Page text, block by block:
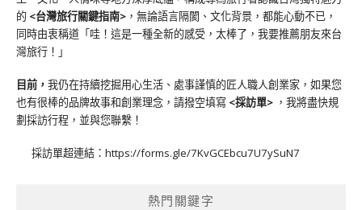
的 <台灣旅行關鍵指南> ，無論語言隔閡、文化背景，都能心動不已，
同時由衷稱道「哇！這是一種全新的感受，太棒了，我要推薦朋友來台
灣旅行！」
目前， 我仍在持續挖掘用心生活、處事謹慎的匠人職人創業家，如果您
也有很棒的品牌故事和創業理念，請撥空填寫 <採訪單> ，我將盡快規
劃採訪行程，並與您聯繫！
採訪單超連結： https://forms.gle/7KvGCEbcu7U7ySuN7
熱門關鍵字